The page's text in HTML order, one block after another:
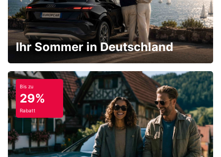
Ihr Sommer in Deutschland
Bis zu
29%
Rabatt